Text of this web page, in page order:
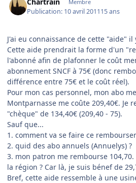
Membre
Publication: 10 avril 201115 ans
J'ai eu connaissance de cette "aide"
Cette aide prendrait la forme d'un
l'abonné afin de plafonner le coût
abonnement SNCF à 75€ (donc
différence entre 75€ et le coût réel).
Pour mon cas personnel, mon abo
Montparnasse me coûte 209,40€. Je
"chèque" de 134,40€ (209,40 - 75).
Sauf que...
1. comment va se faire ce
2. quid des abo annuels (Annuelys) ?
3. mon patron me rembourse
la région ? Car là, je suis bénef de
Bref, cette aide ressemble à une